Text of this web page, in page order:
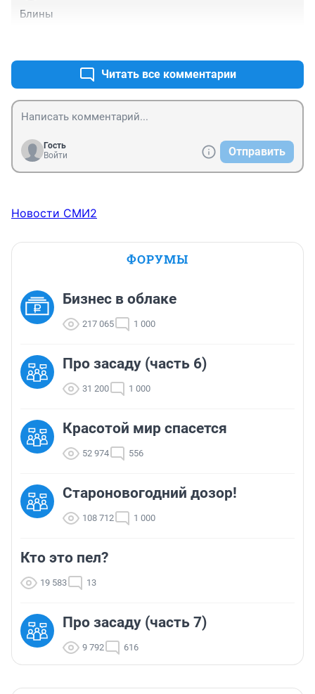
Блины
Читать все комментарии
Гость
Войти
Отправить
Новости СМИ2
ФОРУМЫ
Бизнес в облаке
217 065 1 000
Про засаду (часть 6)
31 200 1 000
Красотой мир спасется
52 974 556
Староновогодний дозор!
108 712 1 000
Кто это пел?
19 583 13
Про засаду (часть 7)
9 792 616